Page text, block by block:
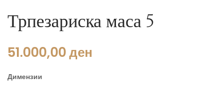
Трпезариска маса 5
51.000,00ден
Димензии